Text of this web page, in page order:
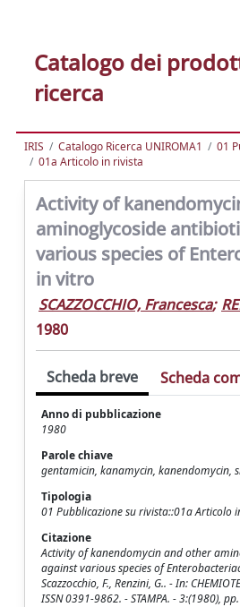
Catalogo dei
ricerca
IRIS Catalogo Ricerca UNIROMA1
01
01a Articolo in rivista
Activity of
aminoglycoside
various species of
in vitro
SCAZZOCCHIO, Francesca;
1980
Scheda breve Scheda
Anno di pubblicazione
1980
Parole chiave
gentamicin, kanamycin, kanendomycin,
Tipologia
01 Pubblicazione su rivista::01a Articolo
Citazione
Activity of kanendomycin and other
against various species of
Scazzocchio, F., Renzini, G.. - In:
ISSN 0391-9862. - STAMPA. - 3:(1980),